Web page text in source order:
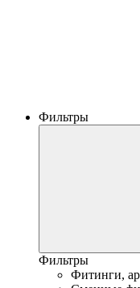
Фильтры
Фильтры
Фитинги,